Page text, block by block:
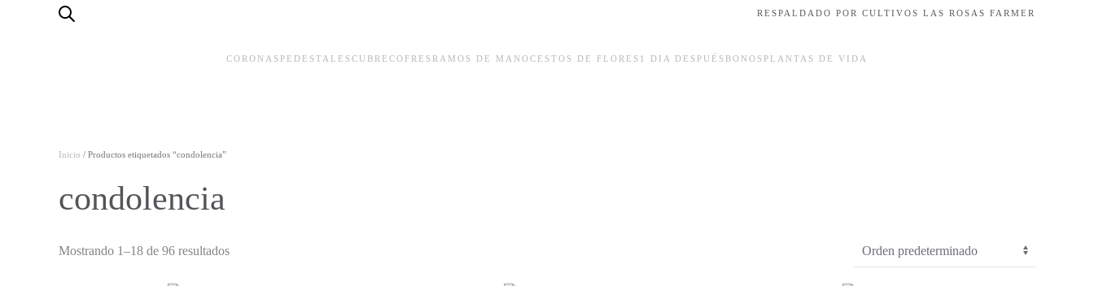
RESPALDADO POR CULTIVOS LAS ROSAS FARMER
CORONAS PEDESTALESCUBRECOFRES RAMOS DE MANOCESTOS DE FLORES 1 DIA DESPUÉS BONOS PLANTAS DE VIDA
Inicio / Productos etiquetados “condolencia”
condolencia
Mostrando 1–18 de 96 resultados